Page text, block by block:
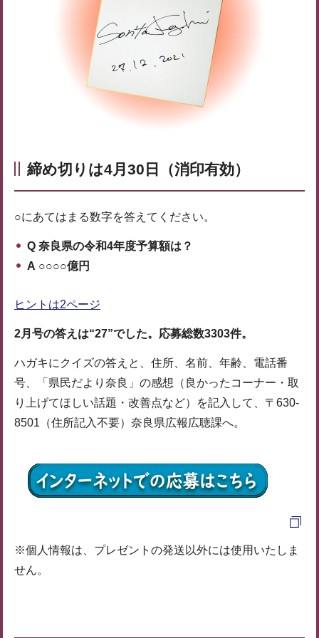
締め切りは4月30日（消印有効）
○にあてはまる数字を答えてください。
Q 奈良県の令和4年度予算額は？
A ○○○○億円
ヒントは2ページ
2月号の答えは“27”でした。応募総数3303件。
ハガキにクイズの答えと、住所、名前、年齢、電話番
号、「県民だより奈良」の感想（良かったコーナー・取
り上げてほしい話題・改善点など）を記入して、〒630-
8501（住所記入不要）奈良県広報広聴課へ。
※個人情報は、プレゼントの発送以外には使用いたしま
せん。